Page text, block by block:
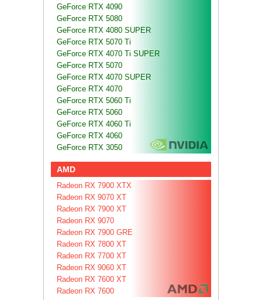
GeForce RTX 4090
GeForce RTX 5080
GeForce RTX 4080 SUPER
GeForce RTX 5070 Ti
GeForce RTX 4070 Ti SUPER
GeForce RTX 5070
GeForce RTX 4070 SUPER
GeForce RTX 4070
GeForce RTX 5060 Ti
GeForce RTX 5060
GeForce RTX 4060 Ti
GeForce RTX 4060
GeForce RTX 3050
AMD
Radeon RX 7900 XTX
Radeon RX 9070 XT
Radeon RX 7900 XT
Radeon RX 9070
Radeon RX 7900 GRE
Radeon RX 7800 XT
Radeon RX 7700 XT
Radeon RX 9060 XT
Radeon RX 7600 XT
Radeon RX 7600